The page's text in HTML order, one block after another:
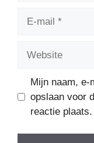
Mijn naam, e-
opslaan voor
reactie plaats.